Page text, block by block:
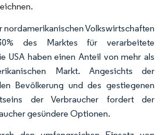
nordamerikanischen Volkswirtschaften
des Marktes für verarbeitete
USA haben einen Anteil von mehr als
Markt. Angesichts der
Bevölkerung und des gestiegenen
der Verbraucher fordert der
gesündere Optionen.